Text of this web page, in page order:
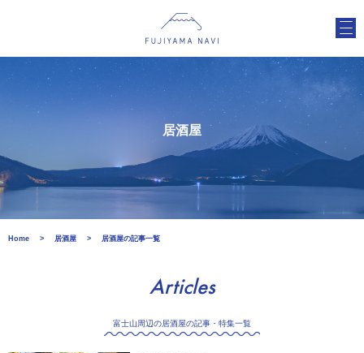
居酒屋
Home 居酒屋 居酒屋の記事一覧
Articles
富士山周辺の居酒屋の記事・特集一覧